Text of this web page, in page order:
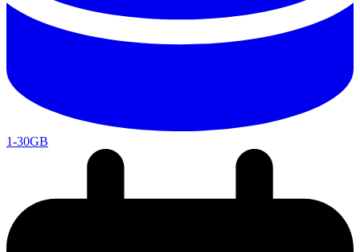
1-30GB